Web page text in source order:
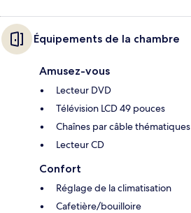
Équipements de la chambre
Amusez-vous
Lecteur DVD
Télévision LCD 49 pouces
Chaînes par câble thématiques
Lecteur CD
Confort
Réglage de la climatisation
Cafetière/bouilloire